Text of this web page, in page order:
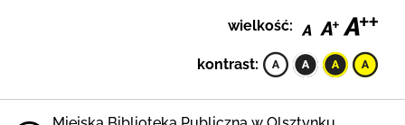
wielkość:
kontrast: